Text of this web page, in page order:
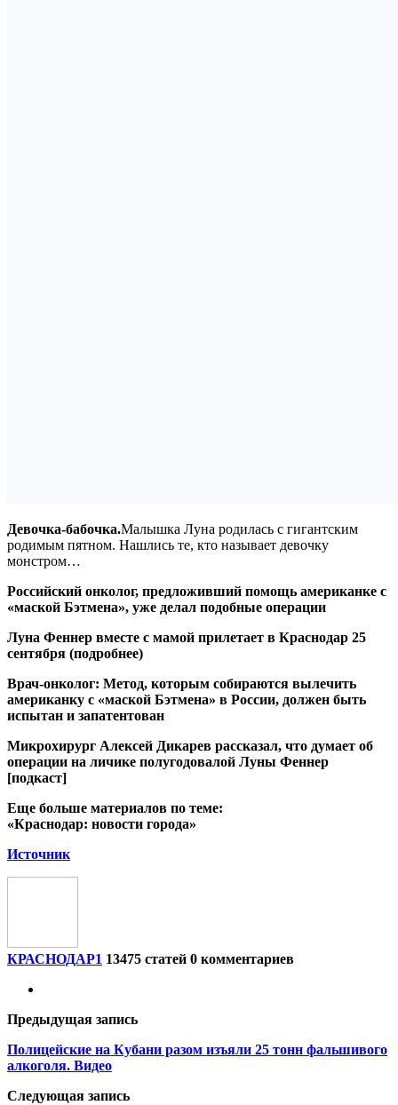
Девочка-бабочка.Малышка Луна родилась с гигантским
родимым пятном. Нашлись те, кто называет девочку
монстром…
Российский онколог, предложивший помощь американке с
«маской Бэтмена», уже делал подобные операции
Луна Феннер вместе с мамой прилетает в Краснодар 25
сентября (подробнее)
Врач-онколог: Метод, которым собираются вылечить
американку с «маской Бэтмена» в России, должен быть
испытан и запатентован
Микрохирург Алексей Дикарев рассказал, что думает об
операции на личике полугодовалой Луны Феннер
[подкаст]
Еще больше материалов по теме:
«Краснодар: новости города»
Источник
КРАСНОДАР1 13475 статей 0 комментариев
Предыдущая запись
Полицейские на Кубани разом изъяли 25 тонн фальшивого
алкоголя. Видео
Следующая запись